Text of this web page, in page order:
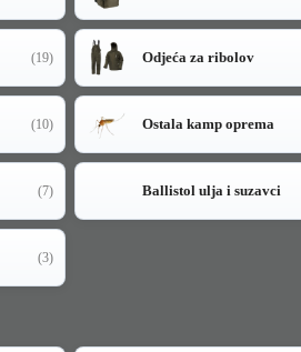
(19) Odjeća za ribolov
(10) Ostala kamp oprema
(7) Ballistol ulja i suzavci
(3)